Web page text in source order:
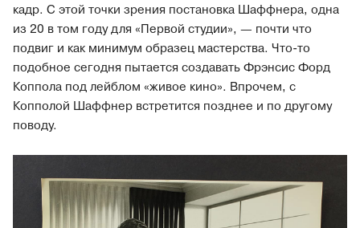
кадр. С этой точки зрения постановка Шаффнера, одна
из 20 в том году для «Первой студии», — почти что
подвиг и как минимум образец мастерства. Что-то
подобное сегодня пытается создавать Фрэнсис Форд
Коппола под лейблом «живое кино». Впрочем, с
Копполой Шаффнер встретится позднее и по другому
поводу.